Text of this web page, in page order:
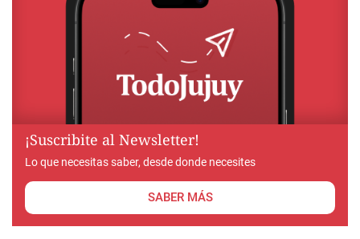
¡Suscribite al Newsletter!
Lo que necesitas saber, desde donde necesites
SABER MÁS